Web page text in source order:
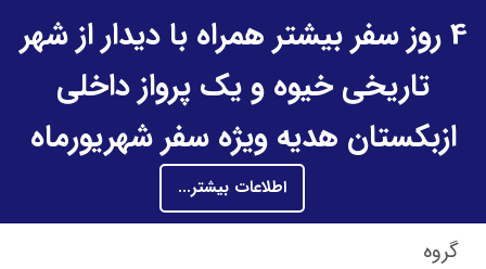
4 روز سفر بیشتر همراه با دیدار از شهر
تاریخی خیوه و یک پرواز داخلی
ازبکستان هدیه ویژه سفر شهریورماه
اطلاعات بیشتر...
گروه